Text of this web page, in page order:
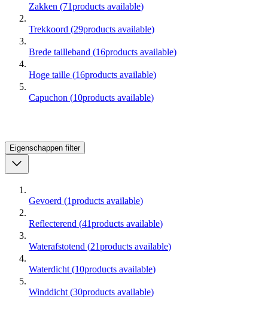
Zakken (71products available)
Trekkoord (29products available)
Brede tailleband (16products available)
Hoge taille (16products available)
Capuchon (10products available)
Eigenschappen filter
Gevoerd (1products available)
Reflecterend (41products available)
Waterafstotend (21products available)
Waterdicht (10products available)
Winddicht (30products available)